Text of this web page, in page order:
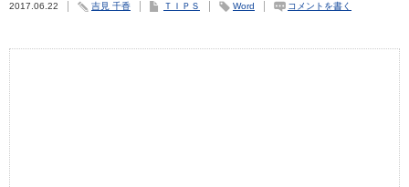
2017.06.22 吉見 千香 ＴＩＰＳ Word コメントを書く